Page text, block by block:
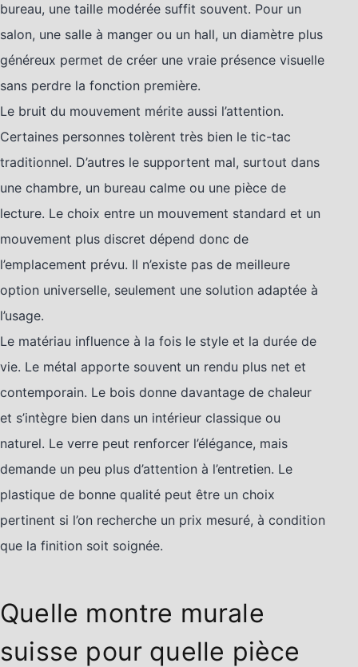
bureau, une taille modérée suffit souvent. Pour un
salon, une salle à manger ou un hall, un diamètre plus
généreux permet de créer une vraie présence visuelle
sans perdre la fonction première.
Le bruit du mouvement mérite aussi l’attention.
Certaines personnes tolèrent très bien le tic-tac
traditionnel. D’autres le supportent mal, surtout dans
une chambre, un bureau calme ou une pièce de
lecture. Le choix entre un mouvement standard et un
mouvement plus discret dépend donc de
l’emplacement prévu. Il n’existe pas de meilleure
option universelle, seulement une solution adaptée à
l’usage.
Le matériau influence à la fois le style et la durée de
vie. Le métal apporte souvent un rendu plus net et
contemporain. Le bois donne davantage de chaleur
et s’intègre bien dans un intérieur classique ou
naturel. Le verre peut renforcer l’élégance, mais
demande un peu plus d’attention à l’entretien. Le
plastique de bonne qualité peut être un choix
pertinent si l’on recherche un prix mesuré, à condition
que la finition soit soignée.
Quelle montre murale
suisse pour quelle pièce